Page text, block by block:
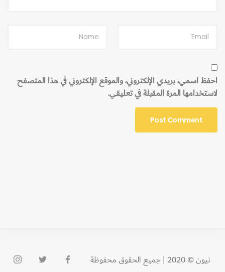
احفظ اسمي، بريدي الإلكتروني، والموقع الإلكتروني في هذا المتصفح
لاستخدامها المرة المقبلة في تعليقي.
نيون © 2020 | جميع الحقوق محفوظة